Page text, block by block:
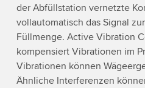
der Abfüllstation vernetzte
vollautomatisch das Signal
Füllmenge. Active Vibration
kompensiert Vibrationen im
Vibrationen können
Ähnliche Interferenzen